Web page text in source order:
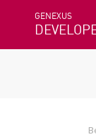
GENEXUS